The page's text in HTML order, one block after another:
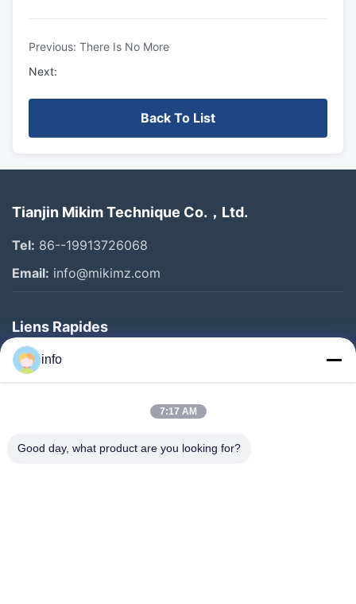
Previous: There Is No More
Next:
Back To List
Tianjin Mikim Technique Co.，Ltd.
Tel: 86--19913726068
Email: info@mikimz.com
Liens Rapides
Accueil
Produits
Spectacle De Réalité Virtuelle
À Propos De Nous
info
7:17 AM
Good day, what product are you looking for?